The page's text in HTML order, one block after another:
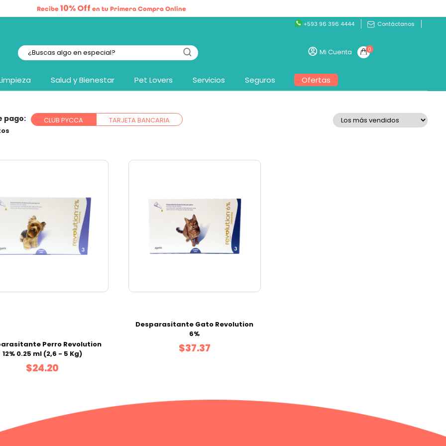
Recibe10% Off en tu Primera Compra Online
+593 96 396 4444
Contáctanos
Mi Cuenta 0
Salud y Bienestar Pet Lovers Servicios Seguros Ofertas
pago: CLUB PYCCA TARJETA BANCARIA
Perro Revolution
12% 0.25 ml (2,6 - 5 Kg)
$24.20
Desparasitante Gato Revolution
6%
$37.37